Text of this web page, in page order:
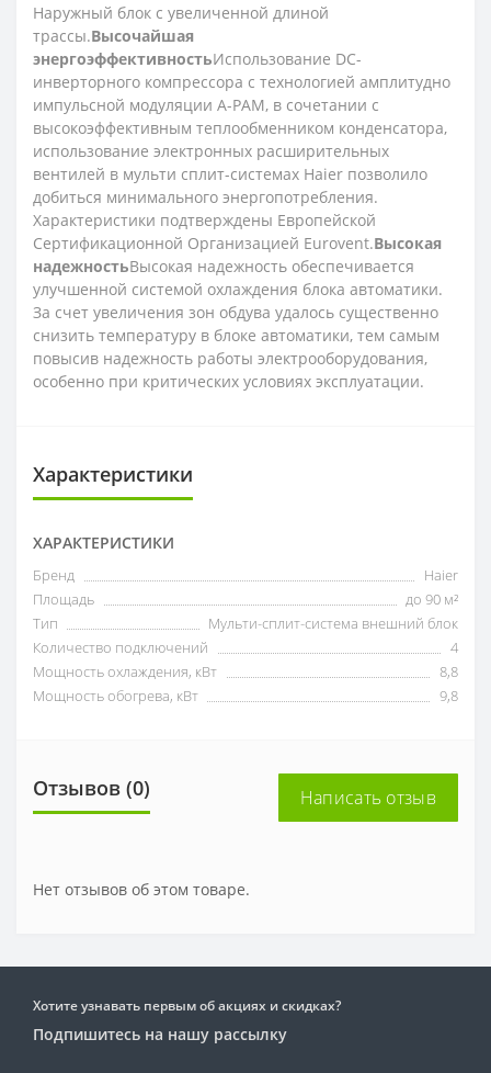
Наружный блок с увеличенной длиной
трассы.Высочайшая
энергоэффективностьИспользование DC-
инверторного компрессора с технологией амплитудно
импульсной модуляции A-PAM, в сочетании с
высокоэффективным теплообменником конденсатора,
использование электронных расширительных
вентилей в мульти сплит-системах Haier позволило
добиться минимального энергопотребления.
Характеристики подтверждены Европейской
Сертификационной Организацией Eurovent.Высокая
надежностьВысокая надежность обеспечивается
улучшенной системой охлаждения блока автоматики.
За счет увеличения зон обдува удалось существенно
снизить температуру в блоке автоматики, тем самым
повысив надежность работы электрооборудования,
особенно при критических условиях эксплуатации.
Характеристики
ХАРАКТЕРИСТИКИ
Бренд
Haier
Площадь
до 90 м²
Тип
Мульти-сплит-система внешний блок
Количество подключений
4
Мощность охлаждения, кВт
8,8
Мощность обогрева, кВт
9,8
Отзывов (0) Написать отзыв
Нет отзывов об этом товаре.
Хотите узнавать первым об акциях и скидках?
Подпишитесь на нашу рассылку